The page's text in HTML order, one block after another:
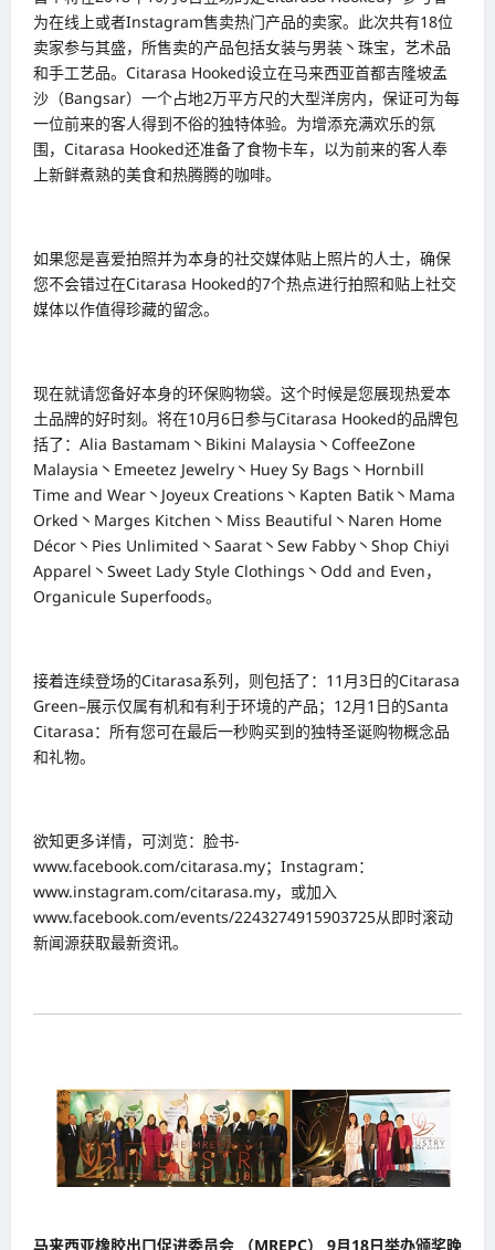
为在线上或者Instagram售卖热门产品的卖家。此次共有18位
卖家参与其盛，所售卖的产品包括女装与男装丶珠宝，艺术品
和手工艺品。Citarasa Hooked设立在马来西亚首都吉隆坡孟
沙（Bangsar）一个占地2万平方尺的大型洋房内，保证可为每
一位前来的客人得到不俗的独特体验。为增添充满欢乐的氛
围，Citarasa Hooked还准备了食物卡车，以为前来的客人奉
上新鲜煮熟的美食和热腾腾的咖啡。
如果您是喜爱拍照并为本身的社交媒体贴上照片的人士，确保
您不会错过在Citarasa Hooked的7个热点进行拍照和贴上社交
媒体以作值得珍藏的留念。
现在就请您备好本身的环保购物袋。这个时候是您展现热爱本
土品牌的好时刻。将在10月6日参与Citarasa Hooked的品牌包
括了：Alia Bastamam丶Bikini Malaysia丶CoffeeZone
Malaysia丶Emeetez Jewelry丶Huey Sy Bags丶Hornbill
Time and Wear丶Joyeux Creations丶Kapten Batik丶Mama
Orked丶Marges Kitchen丶Miss Beautiful丶Naren Home
Décor丶Pies Unlimited丶Saarat丶Sew Fabby丶Shop Chiyi
Apparel丶Sweet Lady Style Clothings丶Odd and Even，
Organicule Superfoods。
接着连续登场的Citarasa系列，则包括了：11月3日的Citarasa
Green–展示仅属有机和有利于环境的产品；12月1日的Santa
Citarasa：所有您可在最后一秒购买到的独特圣诞购物概念品
和礼物。
欲知更多详情，可浏览：脸书-
www.facebook.com/citarasa.my；Instagram：
www.instagram.com/citarasa.my，或加入
www.facebook.com/events/2243274915903725从即时滚动
新闻源获取最新资讯。
马来西亚橡胶出口促进委员会 （MREPC） 9月18日举办颁奖晚